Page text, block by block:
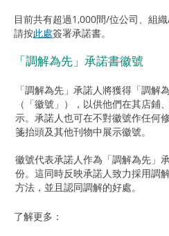
目前共有超過1,000間/位公司、組
請按此處簽署承諾書。
「調解為先」承諾書徽號
「調解為先」承諾人將獲得「調解
（「徽號」），以供他們在其店鋪
示。承諾人也可在不對徽號作任何
箋抬頭及其他刊物中展示徽號。
徽號代表承諾人作為「調解為先」
份。這同時反映承諾人致力採用調
方法，並且認同調解的好處。
了解更多：